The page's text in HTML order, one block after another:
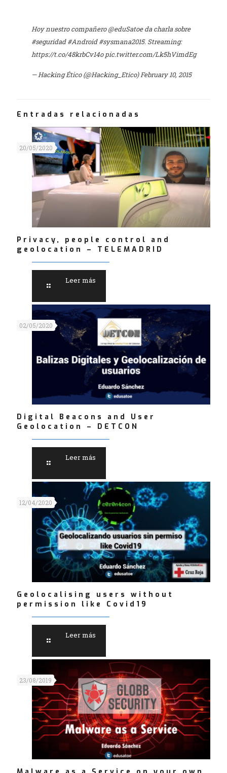
Hoy nuestro compañero@eduSatoeda charla sobre
#seguridad #Android #sysmana2015. Streaming:
https://t.co/48krbCv14o pic.twitter.com/Lk5hVimdEg
— Hacking Ético (@Hacking_Etico)February 10, 2015
Entradas relacionadas
20/05/2020
Privacy, people control and
geolocation – TELEMADRID
Leer más
02/05/2020
Digital Beacons and User
Geolocation – DETCON
Leer más
12/04/2020
Geolocalising users without
permission like Covid19
Leer más
23/08/2019